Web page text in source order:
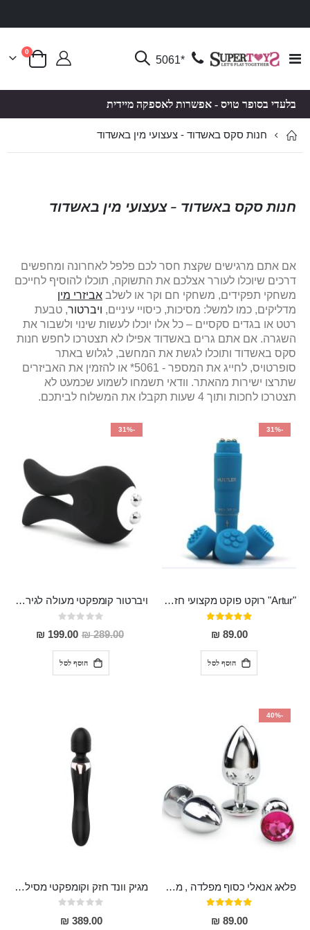
Toggle
*5061 סל קניות
0פריטים
בלעדי בסופר טויס - אפשרות לאספקה מיידית
חנות סקס באשדוד - צעצועי מין באשדוד
חנות סקס באשדוד - צעצועי מין באשדוד
אם אתם מרגישים שקצת חסר לכם פלפל לאחרונה ומחפשים
דרכים שיוכלו לעורר אצלכם את התשוקה, תוכלו להוסיף לחייכם
משחקי תפקידים, משחקי חם וקר או לשלב אביזרי מין
מדליקים, כמו למשל: מסיכות, כיסויי עיניים, ויברטור, טבעת
רטט או בגדים סקסיים – כל אלו יוכלו לעשות שינוי ולשבור את
השגרה. אם אתם גרים באשדוד אפילו לא תצטרכו לחפש חנות
סקס באשדוד ותוכלו לגשת את המחשב, לגלוש באתר
סופרטויס, לחייג את המספר - 5061* או להזמין את האביזרים
שתרצו ישירות מהאתר. וודאי תשמחו לשמוע שכמעט לא
תצטרכו לחכות ותוך 4 שעות תקבלו את המשלוח לביתכם.
-31%
"Artur" רוקט פוקט מקצועי חזק במיוחד
דירוג:
95%
89.00 ₪
הוסף לסל
-31%
ויברטור קומפקטי מעולה לגירוי פטמות ודגדגן מסיליקון רפואי בעל 10 מצבי רטט , נטען
Rating:
0%
289.00 ₪
מחיר
מבצע
199.00 ₪
הוסף לסל
-40%
פלאג אנאלי כסוף מפלדה , מתאים ללבישה מתחת לבגדים, בגודל 7.3 על 2.8 ס"מ
דירוג:
97%
89.00 ₪
מגיק וונד חזק וקומפקטי מסיליקון רפואי בעל 20 מצבי רטט , שקט ועמיד למים MASSA
Rating:
0%
389.00 ₪